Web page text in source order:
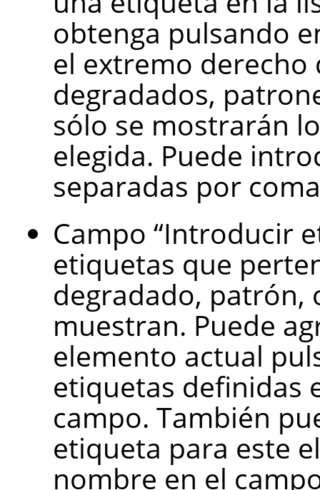
obtenga pulsando
el extremo derecho
degradados,
sólo se mostrarán
elegida. Puede
separadas por
Campo “Introducir
etiquetas que
degradado, patrón,
muestran. Puede
elemento actual
etiquetas definidas
campo. También
etiqueta para este
nombre en el